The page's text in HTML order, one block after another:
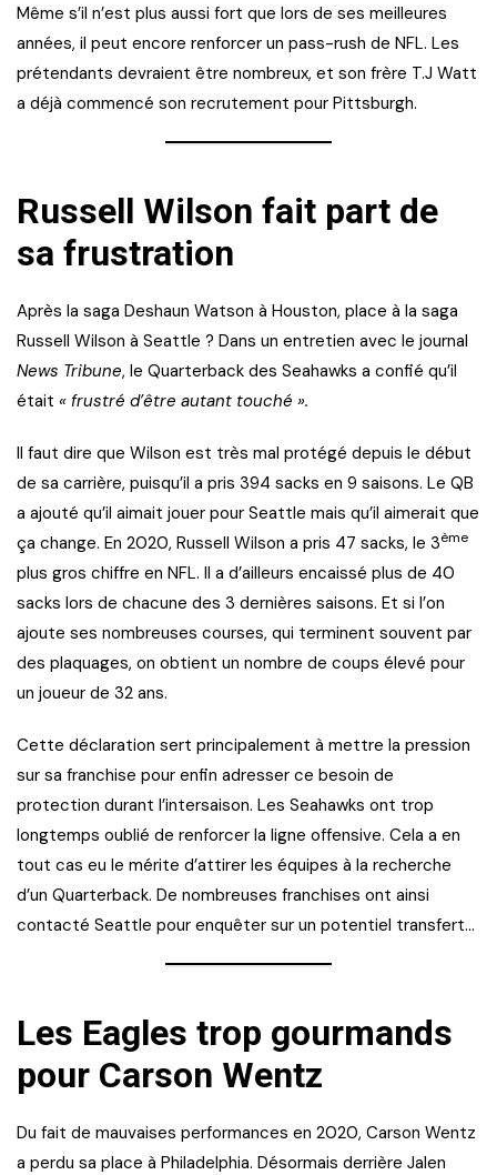
Même s’il n’est plus aussi fort que lors de ses meilleures
années, il peut encore renforcer un pass-rush de NFL. Les
prétendants devraient être nombreux, et son frère T.J Watt
a déjà commencé son recrutement pour Pittsburgh.
Russell Wilson fait part de
sa frustration
Après la saga Deshaun Watson à Houston, place à la saga
Russell Wilson à Seattle ? Dans un entretien avec le journal
News Tribune, le Quarterback des Seahawks a confié qu’il
était « frustré d’être autant touché ».
Il faut dire que Wilson est très mal protégé depuis le début
de sa carrière, puisqu’il a pris 394 sacks en 9 saisons. Le QB
a ajouté qu’il aimait jouer pour Seattle mais qu’il aimerait que
ça change. En 2020, Russell Wilson a pris 47 sacks, le 3ème
plus gros chiffre en NFL. Il a d’ailleurs encaissé plus de 40
sacks lors de chacune des 3 dernières saisons. Et si l’on
ajoute ses nombreuses courses, qui terminent souvent par
des plaquages, on obtient un nombre de coups élevé pour
un joueur de 32 ans.
Cette déclaration sert principalement à mettre la pression
sur sa franchise pour enfin adresser ce besoin de
protection durant l’intersaison. Les Seahawks ont trop
longtemps oublié de renforcer la ligne offensive. Cela a en
tout cas eu le mérite d’attirer les équipes à la recherche
d’un Quarterback. De nombreuses franchises ont ainsi
contacté Seattle pour enquêter sur un potentiel transfert…
Les Eagles trop gourmands
pour Carson Wentz
Du fait de mauvaises performances en 2020, Carson Wentz
a perdu sa place à Philadelphia. Désormais derrière Jalen